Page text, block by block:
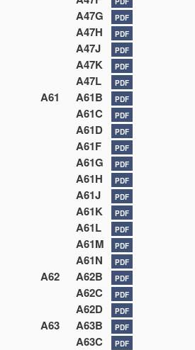
A47G PDF
A47H PDF
A47J PDF
A47K PDF
A47L PDF
A61 A61B PDF
A61C PDF
A61D PDF
A61F PDF
A61G PDF
A61H PDF
A61J PDF
A61K PDF
A61L PDF
A61M PDF
A61N PDF
A62 A62B PDF
A62C PDF
A62D PDF
A63 A63B PDF
A63C PDF